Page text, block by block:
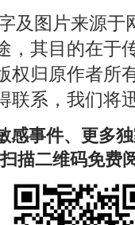
及图片来源
，其目的在于
权归原作者所
联系，我们将
感事件、更多
描二维码免费